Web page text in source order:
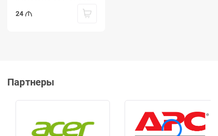
U3 V30 Card + Adapter
24
Партнеры